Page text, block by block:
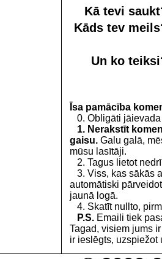
Kā tevi
Kāds tev
Un ko
Īsa pamācība
0. Obligāti jāievada
1. Nerakstīt
gaisu. Galu galā,
mūsu lasītāji.
2. Tagus lietot
3. Viss, kas sākās
automātiski
jaunā logā.
4. Skatīt nullto,
P.S. Emaili tiek
Tagad, visiem jums
ir ieslēgts, uzspiežot